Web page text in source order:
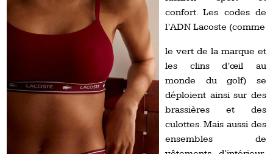
confort. Les codes de
l’ADN Lacoste (comme
le vert de la marque et
les clins d’œil au
monde du golf) se
déploient ainsi sur des
brassières et des
culottes. Mais aussi des
ensembles de